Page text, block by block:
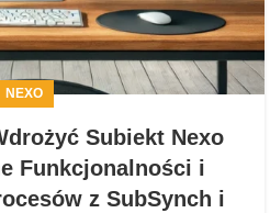
NEXO
Subiekt Nexo
Funkcjonalności i
z SubSynch i